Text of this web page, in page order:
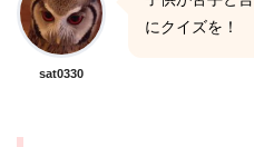
sat0330
にクイズを！